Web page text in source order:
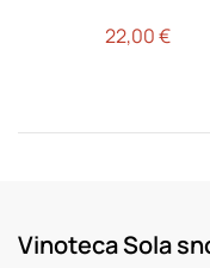
22,00€
Vinoteca Sola